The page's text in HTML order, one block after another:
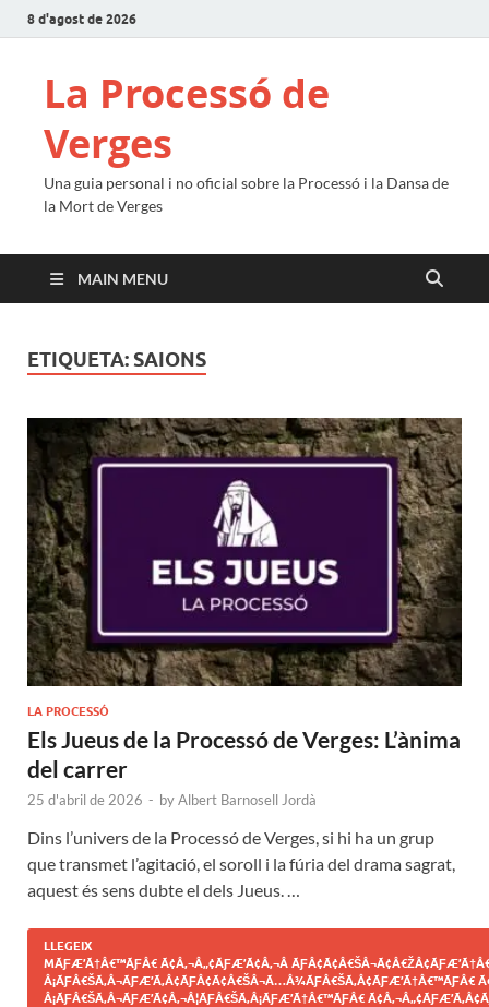
8 d'agost de 2026
La Processó de
Verges
Una guia personal i no oficial sobre la Processó i la Dansa de
la Mort de Verges
MAIN MENU
ETIQUETA: SAIONS
LA PROCESSÓ
Els Jueus de la Processó de Verges: L’ànima
del carrer
25 d'abril de 2026 - byAlbert Barnosell Jordà
Dins l’univers de la Processó de Verges, si hi ha un grup
que transmet l’agitació, el soroll i la fúria del drama sagrat,
aquest és sens dubte el dels Jueus. …
LLEGEIX
MÃƑÆ’Ã†Â€™ÃƑÂ€ Ã¢Â‚¬Â„¢ÃƑÆ’Ã¢Â‚¬Â
Â¡ÃƑÂ€ŠÃ‚Â¬ÃƑÆ’Ã‚Â¢ÃƑÂ¢Ã¢Â€ŠÂ¬Ã…Â¾ÃƑÂ€ŠÃ‚Â¢ÃƑÆ’Ã†Â€™ÃƑÂ€
Â¡ÃƑÂ€ŠÃ‚Â¬ÃƑÆ’Ã¢Â‚¬Â¦ÃƑÂ€ŠÃ‚Â¡ÃƑÆ’Ã†Â€™ÃƑÂ€